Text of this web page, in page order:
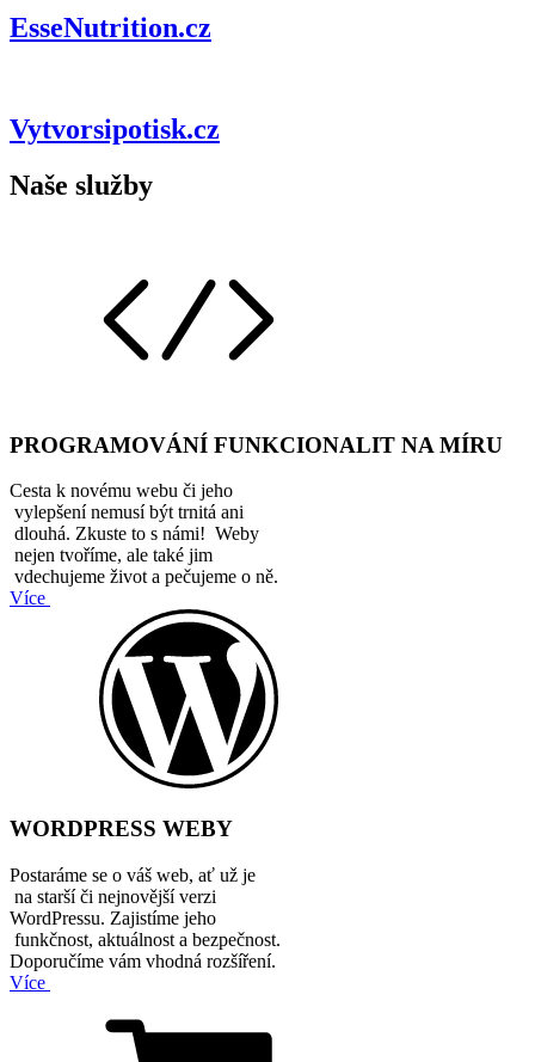
EsseNutrition.cz
Vytvorsipotisk.cz
Naše služby
PROGRAMOVÁNÍ FUNKCIONALIT NA MÍRU
Cesta k novému webu či jeho
vylepšení nemusí být trnitá ani
dlouhá. Zkuste to s námi! Weby
nejen tvoříme, ale také jim
vdechujeme život a pečujeme o ně.
Více
WORDPRESS WEBY
Postaráme se o váš web, ať už je
na starší či nejnovější verzi
WordPressu. Zajistíme jeho
funkčnost, aktuálnost a bezpečnost.
Doporučíme vám vhodná rozšíření.
Více